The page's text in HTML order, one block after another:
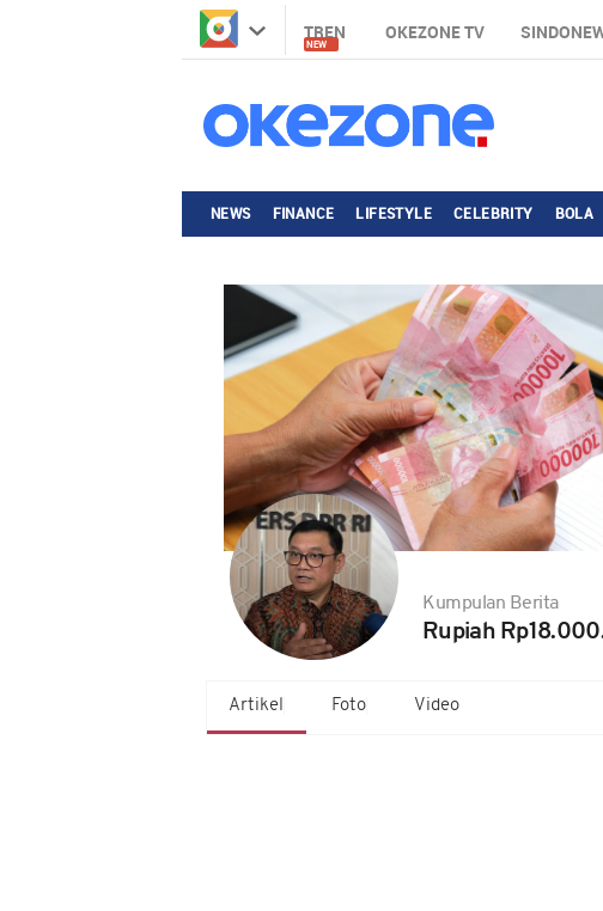
TREN
NEW
OKEZONE TV
NEWS FINANCE LIFESTYLE CELEBRITY BOLA
Kumpulan Berita
Rupiah
Artikel Foto Video